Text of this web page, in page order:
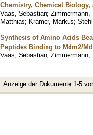
Chemistry, Chemical Biology,
Vaas, Sebastian; Zimmermann,
Matthias; Kramer, Markus;
Synthesis of Amino Acids
Peptides Binding to Mdm2/
Vaas, Sebastian; Zimmermann,
Anzeige der Dokumente 1-5